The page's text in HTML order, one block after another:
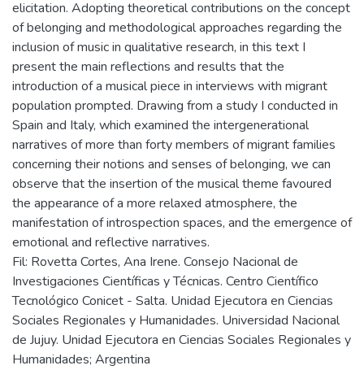
elicitation. Adopting theoretical contributions on the concept
of belonging and methodological approaches regarding the
inclusion of music in qualitative research, in this text I
present the main reflections and results that the
introduction of a musical piece in interviews with migrant
population prompted. Drawing from a study I conducted in
Spain and Italy, which examined the intergenerational
narratives of more than forty members of migrant families
concerning their notions and senses of belonging, we can
observe that the insertion of the musical theme favoured
the appearance of a more relaxed atmosphere, the
manifestation of introspection spaces, and the emergence of
emotional and reflective narratives.
Fil: Rovetta Cortes, Ana Irene. Consejo Nacional de
Investigaciones Científicas y Técnicas. Centro Científico
Tecnológico Conicet - Salta. Unidad Ejecutora en Ciencias
Sociales Regionales y Humanidades. Universidad Nacional
de Jujuy. Unidad Ejecutora en Ciencias Sociales Regionales y
Humanidades; Argentina